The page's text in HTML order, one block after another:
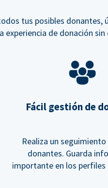
tus posibles
experiencia de donación
Fácil gestión de
Realiza un
donantes. Guarda
importante en los perfiles